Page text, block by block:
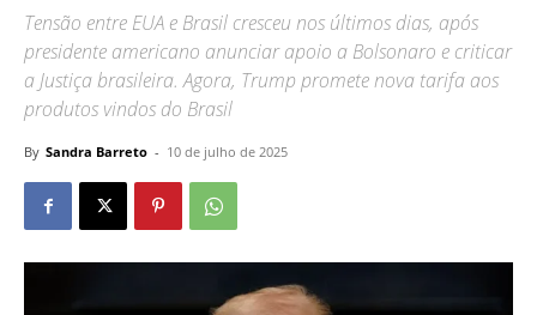
Tensão entre EUA e Brasil cresceu nos últimos dias, após
presidente americano anunciar apoio a Bolsonaro e criticar
a Justiça brasileira. Agora, Trump promete nova tarifa aos
produtos vindos do Brasil
By Sandra Barreto - 10 de julho de 2025